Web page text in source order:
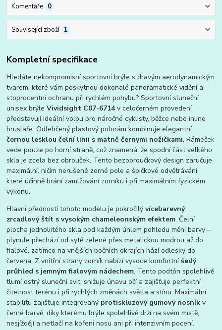
Komentáře 0
Související zboží 1
Kompletní specifikace
Hledáte nekompromisní sportovní brýle s dravým aerodynamickým
tvarem, které vám poskytnou dokonalé panoramatické vidění a
stoprocentní ochranu při rychlém pohybu? Sportovní sluneční
unisex brýleVividsight C07-6714 v celočerném provedení
představují ideální volbu pro náročné cyklisty, běžce nebo inline
bruslaře. Odlehčený plastový polorám kombinuje elegantní
černou lesklou čelní linii s matně černými nožičkami. Rámeček
vede pouze po horní straně, což znamená, že spodní část velkého
skla je zcela bez obrouček. Tento bezobroučkový design zaručuje
maximální, ničím nerušené zorné pole a špičkové odvětrávání,
které účinně brání zamlžování zorníku i při maximálním fyzickém
výkonu.
Hlavní předností tohoto modelu je pokročilývícebarevný
zrcadlový štít s vysokým chameleonským efektem. Čelní
plocha jednoliitého skla pod každým úhlem pohledu mění barvy –
plynule přechází od sytě zelené přes metalickou modrou až do
fialové, zatímco na vnějších bočních okrajích hází odlesky do
červena. Z vnitřní strany zorník nabízí vysoce komfortníšedý
průhled s jemným fialovým nádechem. Tento podtón spolehlivě
tlumí ostrý sluneční svit, snižuje únavu očí a zajišťuje perfektní
čitelnost terénu i při rychlých změnách světla a stínu. Maximální
stabilitu zajišťuje integrovaný protiskluzový gumový nosník v
černé barvě, díky kterému brýle spolehlivě drží na svém místě,
nesjíždějí a netlačí na kořeni nosu ani při intenzivním pocení.